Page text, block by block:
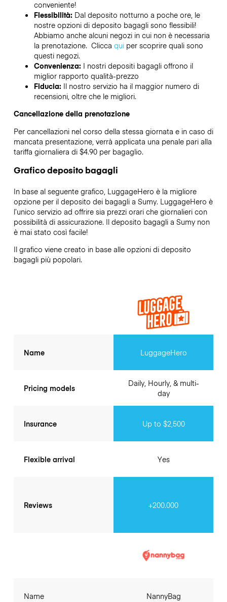
conveniente!
Flessibilità: Dal deposito notturno a poche ore, le
nostre opzioni di deposito bagagli sono flessibili!
Abbiamo anche alcuni negozi in cui non è necessaria
la prenotazione. Clicca quiper scoprire quali sono
questi negozi.
Convenienza: I nostri depositi bagagli offrono il
miglior rapporto qualità-prezzo
Fiducia: Il nostro servizio ha il maggior numero di
recensioni, oltre che le migliori.
Cancellazione della prenotazione
Per cancellazioni nel corso della stessa giornata e in caso di
mancata presentazione, verrà applicata una penale pari alla
tariffa giornaliera di $4.90 per bagaglio.
Grafico deposito bagagli
In base al seguente grafico, LuggageHero è la migliore
opzione per il deposito dei bagagli a Sumy. LuggageHero è
l’unico servizio ad offrire sia prezzi orari che giornalieri con
possibilità di assicurazione. Il deposito bagagli a Sumynon
è mai stato così facile!
Il grafico viene creato in base alle opzioni di deposito
bagagli più popolari.
Name
Pricing models
Insurance
Flexible arrival
Reviews
LuggageHero
Daily, Hourly, & multi-
day
Up to $2,500
Yes
+200.000
Name NannyBag